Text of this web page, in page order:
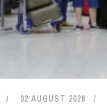
02 AUGUST 2026